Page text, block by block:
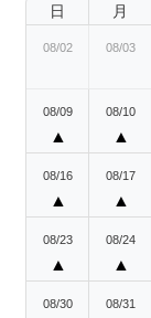
日 月
08/02 08/03
08/09
▲
08/10
▲
08/16
▲
08/17
▲
08/23
▲
08/24
▲
08/30 08/31